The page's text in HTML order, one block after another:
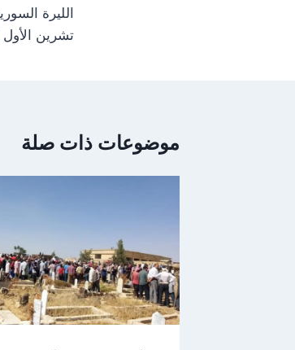
المقالات
تشرين الأول 2021
موضوعات ذات صلة